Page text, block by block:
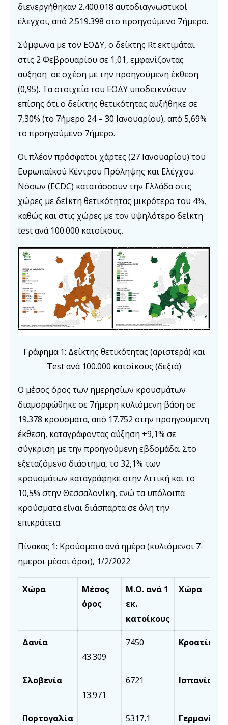
διενεργήθηκαν 2.400.018 αυτοδιαγνωστικοί
έλεγχοι, από 2.519.398 στο προηγούμενο 7ήμερο.
Σύμφωνα με τον ΕΟΔΥ, ο δείκτης Rt εκτιμάται
στις 2 Φεβρουαρίου σε 1,01, εμφανίζοντας
αύξηση σε σχέση με την προηγούμενη έκθεση
(0,95). Τα στοιχεία του ΕΟΔΥ υποδεικνύουν
επίσης ότι ο δείκτης θετικότητας αυξήθηκε σε
7,30% (το 7ήμερο 24 – 30 Ιανουαρίου), από 5,69%
το προηγούμενο 7ήμερο.
Οι πλέον πρόσφατοι χάρτες (27 Ιανουαρίου) του
Ευρωπαϊκού Κέντρου Πρόληψης και Ελέγχου
Νόσων (ECDC) κατατάσσουν την Ελλάδα στις
χώρες με δείκτη θετικότητας μικρότερο του 4%,
καθώς και στις χώρες με τον υψηλότερο δείκτη
test ανά 100.000 κατοίκους.
Γράφημα 1: Δείκτης θετικότητας (αριστερά) και
Test ανά 100.000 κατοίκους (δεξιά)
Ο μέσος όρος των ημερησίων κρουσμάτων
διαμορφώθηκε σε 7ήμερη κυλιόμενη βάση σε
19.378 κρούσματα, από 17.752 στην προηγούμενη
έκθεση, καταγράφοντας αύξηση +9,1% σε
σύγκριση με την προηγούμενη εβδομάδα. Στο
εξεταζόμενο διάστημα, το 32,1% των
κρουσμάτων καταγράφηκε στην Αττική και το
10,5% στην Θεσσαλονίκη, ενώ τα υπόλοιπα
κρούσματα είναι διάσπαρτα σε όλη την
επικράτεια.
Πίνακας 1: Κρούσματα ανά ημέρα (κυλιόμενοι 7-
ημεροι μέσοι όροι), 1/2/2022
Χώρα
Μέσος
όρος
Μ.Ο. ανά 1
εκ.
κατοίκους
Χώρα
Δανία
43.309
7450 Κροατία
Σλοβενία
13.971
6721 Ισπανία
Πορτογαλία
5317,1 Γερμανία